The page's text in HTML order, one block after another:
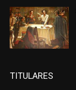
TITULARES